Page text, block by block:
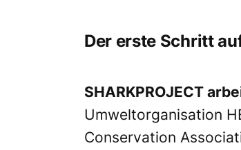
Der erste Schritt
SHARKPROJECT
Umweltorganisation
Conservation